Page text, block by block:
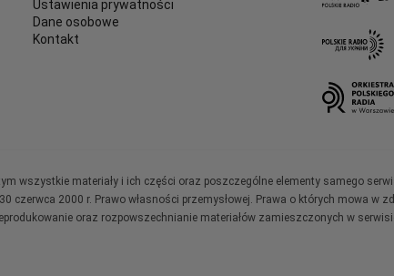
Ustawienia prywatności
Dane osobowe
Kontakt
wszystkie materiały i ich części oraz poszczególne elementy samego
czerwca 2000 r. Prawo własności przemysłowej. Prawa o których mowa
oraz rozpowszechnianie materiałów zamieszczonych w